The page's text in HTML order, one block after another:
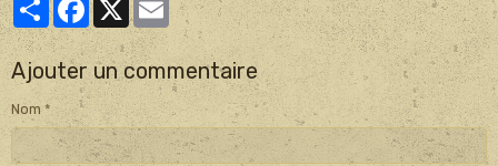
Ajouter un commentaire
Nom